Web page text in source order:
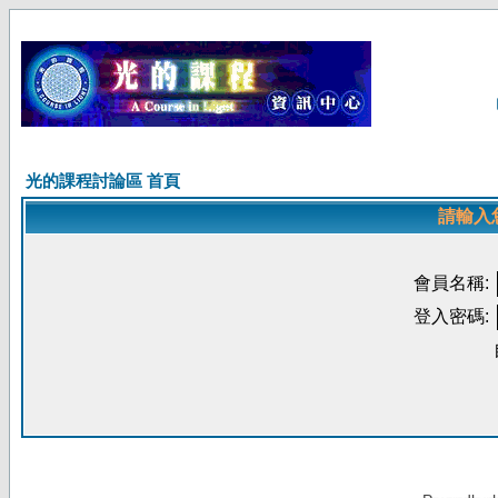
光的課程討論區 首頁
請輸入
會員名稱:
登入密碼: